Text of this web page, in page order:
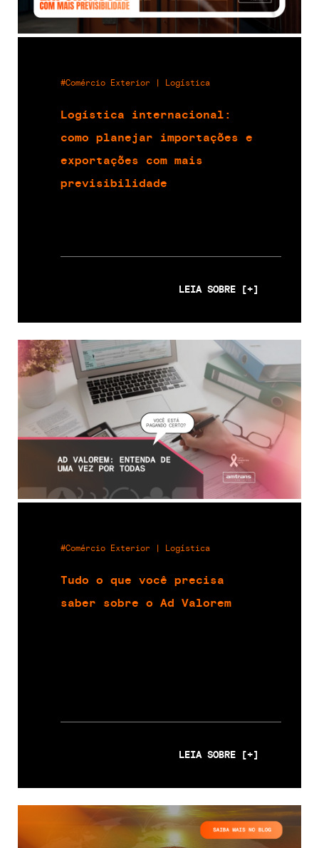
#Comércio Exterior | Logística
Logística internacional:
como planejar importações e
exportações com mais
previsibilidade
LEIA SOBRE [+]
#Comércio Exterior | Logística
Tudo o que você precisa
saber sobre o Ad Valorem
LEIA SOBRE [+]